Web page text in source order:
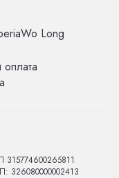
Wo Long